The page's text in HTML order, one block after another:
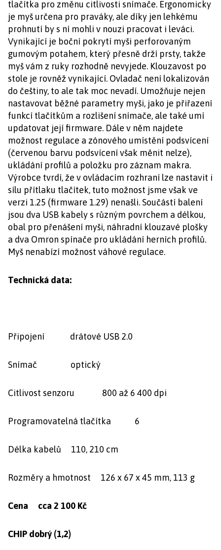
tlačítka pro změnu citlivosti snímače. Ergonomicky
je myš určena pro praváky, ale díky jen lehkému
prohnutí by s ní mohli v nouzi pracovat i leváci.
Vynikající je boční pokrytí myši perforovaným
gumovým potahem, který přesně drží prsty, takže
myš vám z ruky rozhodně nevyjede. Klouzavost po
stole je rovněž vynikající. Ovladač není lokalizován
do češtiny, to ale tak moc nevadí. Umožňuje nejen
nastavovat běžné parametry myši, jako je přiřazení
funkcí tlačítkům a rozlišení snímače, ale také umí
updatovat její firmware. Dále v něm najdete
možnost regulace a zónového umístění podsvícení
(červenou barvu podsvícení však měnit nelze),
ukládání profilů a položku pro záznam makra.
Výrobce tvrdí, že v ovládacím rozhraní lze nastavit i
sílu přítlaku tlačítek, tuto možnost jsme však ve
verzi 1.25 (firmware 1.29) nenašli. Součástí balení
jsou dva USB kabely s různým povrchem a délkou,
obal pro přenášení myši, náhradní klouzavé plošky
a dva Omron spínače pro ukládání herních profilů.
Myš nenabízí možnost váhové regulace.
Technická data:
Připojení drátové USB 2.0
Snímač optický
Citlivost senzoru 800 až 6 400 dpi
Programovatelná tlačítka 6
Délka kabelů 110, 210 cm
Rozměry a hmotnost 126 x 67 x 45 mm, 113 g
Cena cca 2 100 Kč
CHIP dobrý (1,2)